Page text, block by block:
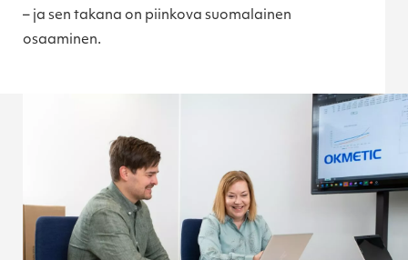
– ja sen takana on piinkova suomalainen
osaaminen.